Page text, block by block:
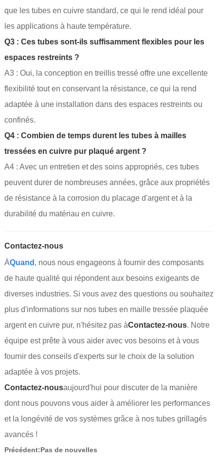
que les tubes en cuivre standard, ce qui le rend idéal pour
les applications à haute température.
Q3 : Ces tubes sont-ils suffisamment flexibles pour les
espaces restreints ?
A3 : Oui, la conception en treillis tressé offre une excellente
flexibilité tout en conservant la résistance, ce qui la rend
adaptée à une installation dans des espaces restreints ou
confinés.
Q4 : Combien de temps durent les tubes à mailles
tressées en cuivre pur plaqué argent ?
A4 : Avec un entretien et des soins appropriés, ces tubes
peuvent durer de nombreuses années, grâce aux propriétés
de résistance à la corrosion du placage d'argent et à la
durabilité du matériau en cuivre.
Contactez-nous
ÀQuand , nous nous engageons à fournir des composants
de haute qualité qui répondent aux besoins exigeants de
diverses industries. Si vous avez des questions ou souhaitez
plus d'informations sur nos tubes en maille tressée plaquée
argent en cuivre pur, n'hésitez pas àContactez-nous. Notre
équipe est prête à vous aider avec vos besoins et à vous
fournir des conseils d'experts sur le choix de la solution
adaptée à vos projets.
Contactez-nousaujourd'hui pour discuter de la manière
dont nous pouvons vous aider à améliorer les performances
et la longévité de vos systèmes grâce à nos tubes grillagés
avancés !
Précédent:Pas de nouvelles